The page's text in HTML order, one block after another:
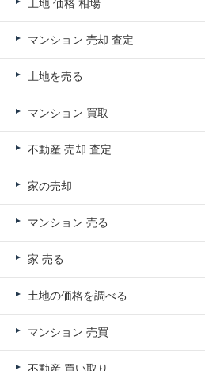
土地 価格 相場
マンション 売却 査定
土地を売る
マンション 買取
不動産 売却 査定
家の売却
マンション 売る
家 売る
土地の価格を調べる
マンション 売買